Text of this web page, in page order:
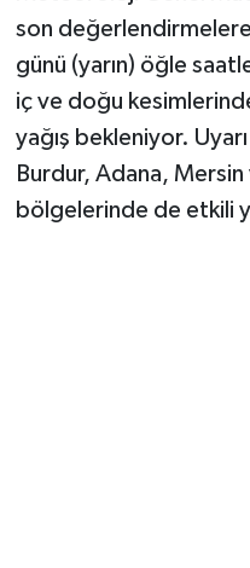
son
günü (yarın) öğle
iç ve doğu
yağış bekleniyor.
Burdur, Adana, Mersin
bölgelerinde de etkili